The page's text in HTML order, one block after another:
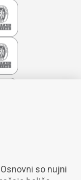
so nujni